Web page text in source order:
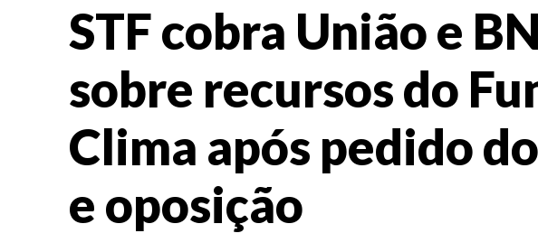
STF cobra União e
sobre recursos do
Clima após pedido
e oposição